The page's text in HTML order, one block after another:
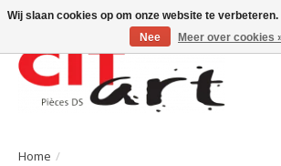
Home /
Wij slaan cookies op om onze website te
Nee
Meer over cookies